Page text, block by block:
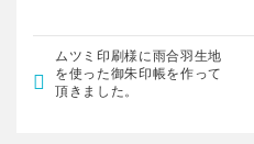
ムツミ印刷様に雨合羽生地
を使った御朱印帳を作って
頂きました。